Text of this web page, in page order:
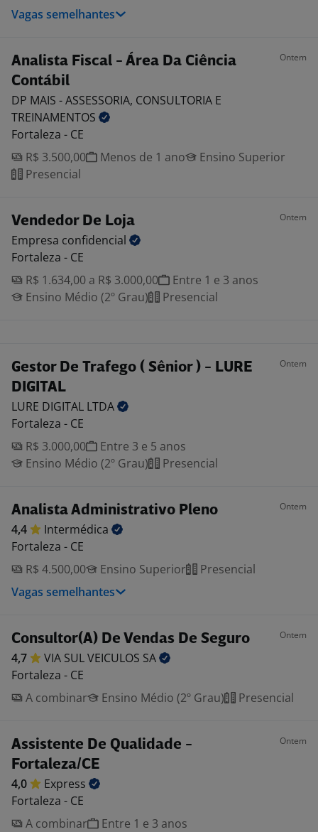
Vagas semelhantes
Analista Fiscal - Área Da Ciência
Contábil
Ontem
DP MAIS - ASSESSORIA, CONSULTORIA E
TREINAMENTOS
Fortaleza - CE
R$ 3.500,00
Menos de 1 ano
Ensino Superior
Presencial
Vendedor De Loja Ontem
Empresa confidencial
Fortaleza - CE
R$ 1.634,00 a R$ 3.000,00
Entre 1 e 3 anos
Ensino Médio (2º Grau)
Presencial
Gestor De Trafego ( Sênior ) - LURE
DIGITAL
Ontem
LURE DIGITAL LTDA
Fortaleza - CE
R$ 3.000,00
Entre 3 e 5 anos
Ensino Médio (2º Grau)
Presencial
Analista Administrativo Pleno Ontem
4,4
Intermédica
Fortaleza - CE
R$ 4.500,00
Ensino Superior
Presencial
Vagas semelhantes
Consultor(A) De Vendas De Seguro Ontem
4,7 VIA SUL VEICULOS SA
Fortaleza - CE
A combinar
Ensino Médio (2º Grau) Presencial
Assistente De Qualidade -
Fortaleza/CE
Ontem
4,0
Express
Fortaleza - CE
A combinar
Entre 1 e 3 anos